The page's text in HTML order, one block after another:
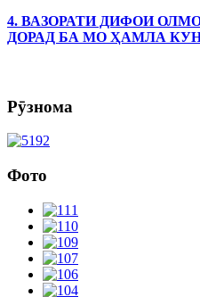
4. ВАЗОРАТИ ДИФОИ
ДОРАД БА МО ҲАМЛА
Рӯзнома
Фото